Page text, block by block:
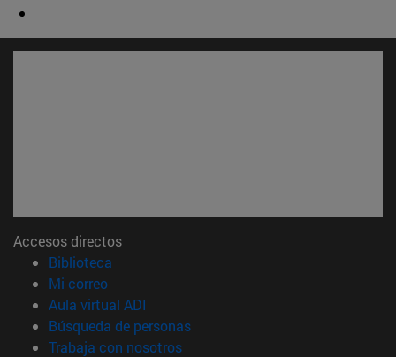
Accesos directos
Biblioteca
Mi correo(abre en nueva ventana)
Aula virtual ADI
Búsqueda de personas(abre en nueva ventana)
Trabaja con nosotros(abre en nueva ventana)